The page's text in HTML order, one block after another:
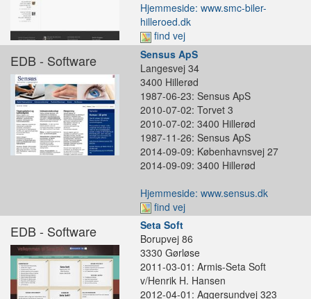
Hjemmeside: www.smc-biler-
hilleroed.dk
find vej
EDB - Software
Sensus ApS
Langesvej 34
3400 Hillerød
1987-06-23: Sensus ApS
2010-07-02: Torvet 3
2010-07-02: 3400 Hillerød
1987-11-26: Sensus ApS
2014-09-09: Københavnsvej 27
2014-09-09: 3400 Hillerød
Hjemmeside: www.sensus.dk
find vej
EDB - Software
Seta Soft
Borupvej 86
3330 Gørløse
2011-03-01: Armis-Seta Soft
v/Henrik H. Hansen
2012-04-01: Aggersundvej 323